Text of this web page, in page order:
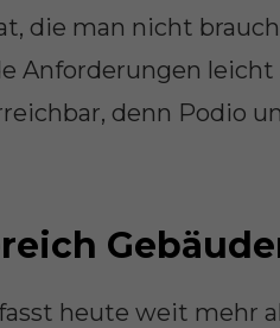
die man nicht
Anforderungen
denn Podio
heute weit mehr